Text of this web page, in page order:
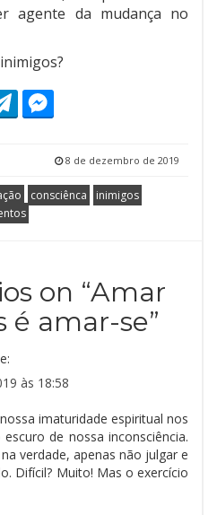
agente da mudança no
8 de dezembro de 2019
consciênca
inimigos
on “Amar
é amar-se”
às 18:58
imaturidade espiritual nos
de nossa inconsciência.
verdade, apenas não julgar e
Difícil? Muito! Mas o exercício